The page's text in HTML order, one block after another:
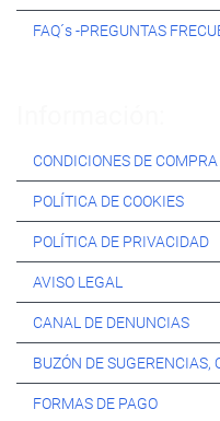
FAQ´s -PREGUNTAS
CONDICIONES DE COMPRA
POLÍTICA DE COOKIES
POLÍTICA DE PRIVACIDAD
AVISO LEGAL
CANAL DE DENUNCIAS
BUZÓN DE SUGERENCIAS,
FORMAS DE PAGO